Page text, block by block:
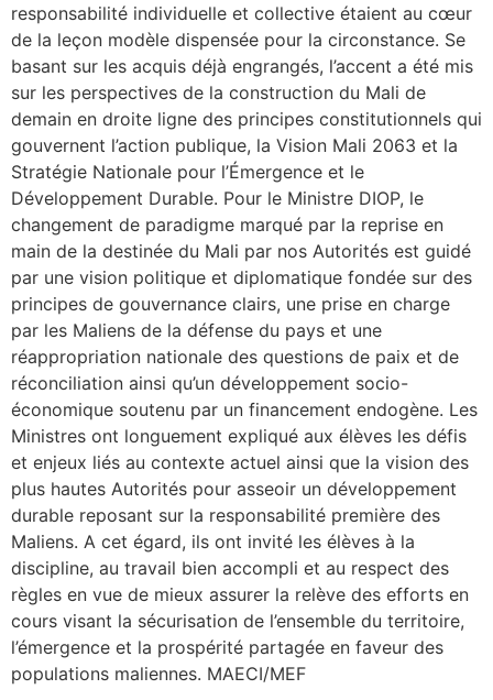
responsabilité individuelle et collective étaient au cœur
de la leçon modèle dispensée pour la circonstance. Se
basant sur les acquis déjà engrangés, l’accent a été mis
sur les perspectives de la construction du Mali de
demain en droite ligne des principes constitutionnels qui
gouvernent l’action publique, la Vision Mali 2063 et la
Stratégie Nationale pour l’Émergence et le
Développement Durable. Pour le Ministre DIOP, le
changement de paradigme marqué par la reprise en
main de la destinée du Mali par nos Autorités est guidé
par une vision politique et diplomatique fondée sur des
principes de gouvernance clairs, une prise en charge
par les Maliens de la défense du pays et une
réappropriation nationale des questions de paix et de
réconciliation ainsi qu’un développement socio-
économique soutenu par un financement endogène. Les
Ministres ont longuement expliqué aux élèves les défis
et enjeux liés au contexte actuel ainsi que la vision des
plus hautes Autorités pour asseoir un développement
durable reposant sur la responsabilité première des
Maliens. A cet égard, ils ont invité les élèves à la
discipline, au travail bien accompli et au respect des
règles en vue de mieux assurer la relève des efforts en
cours visant la sécurisation de l’ensemble du territoire,
l’émergence et la prospérité partagée en faveur des
populations maliennes. MAECI/MEF